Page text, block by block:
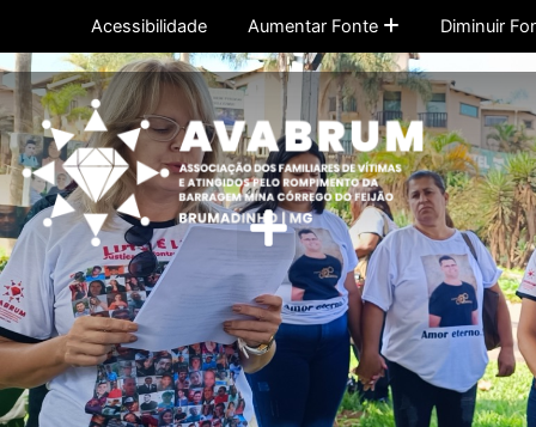
o
conteúdo
Acessibilidade Aumentar Fonte Diminuir
Menu